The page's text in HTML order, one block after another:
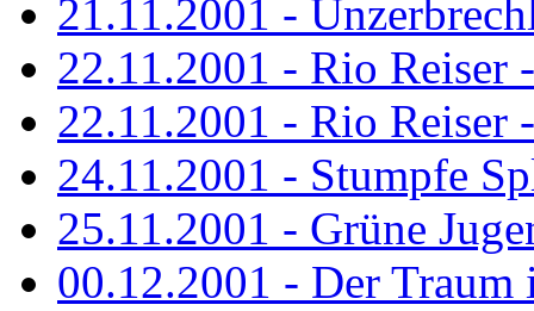
21.11.2001 -
22.11.2001 - Rio Reiser
22.11.2001 - Rio Reiser
24.11.2001 - Stumpfe
25.11.2001 - Grüne
00.12.2001 - Der Traum